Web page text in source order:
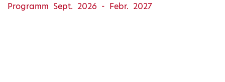
Programm Sept. 2026 - Febr. 2027